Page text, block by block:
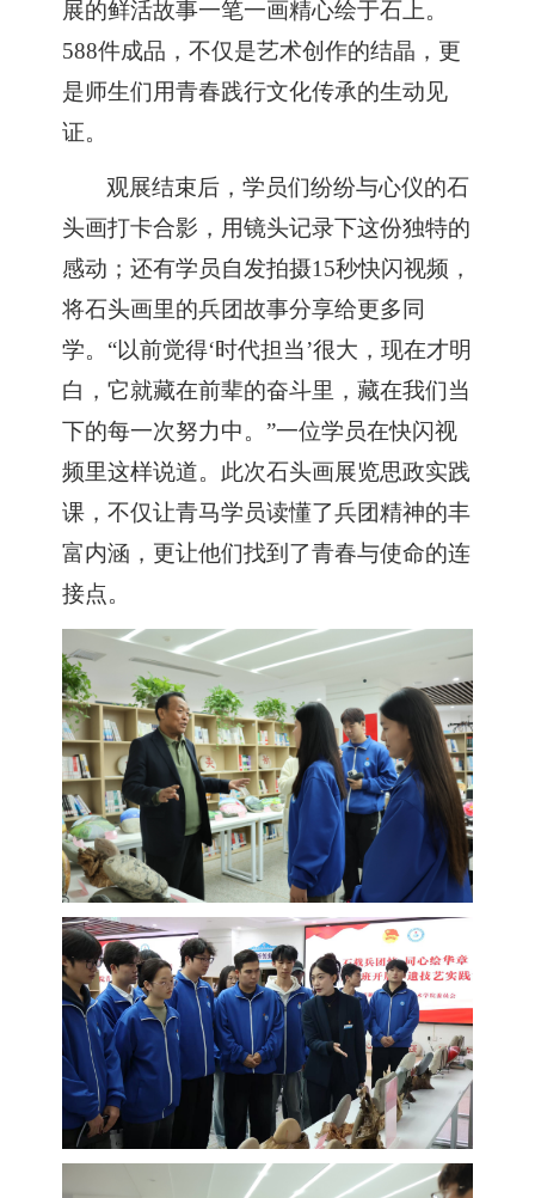
展的鲜活故事一笔一画精心绘于石上。
588件成品，不仅是艺术创作的结晶，更
是师生们用青春践行文化传承的生动见
证。
观展结束后，学员们纷纷与心仪的石
头画打卡合影，用镜头记录下这份独特的
感动；还有学员自发拍摄15秒快闪视频，
将石头画里的兵团故事分享给更多同
学。“以前觉得‘时代担当’很大，现在才明
白，它就藏在前辈的奋斗里，藏在我们当
下的每一次努力中。”一位学员在快闪视
频里这样说道。此次石头画展览思政实践
课，不仅让青马学员读懂了兵团精神的丰
富内涵，更让他们找到了青春与使命的连
接点。